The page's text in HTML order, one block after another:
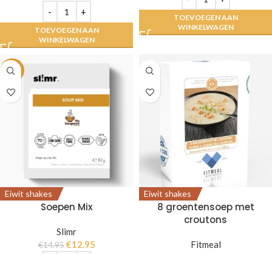
TOEVOEGEN AAN
WINKELWAGEN
TOEVOEGEN AAN
WINKELWAGEN
-13%
Eiwit shakes
Soepen Mix
Slimr
€14.95 €12.95
Eiwit shakes
8 groentensoep met
croutons
Fitmeal